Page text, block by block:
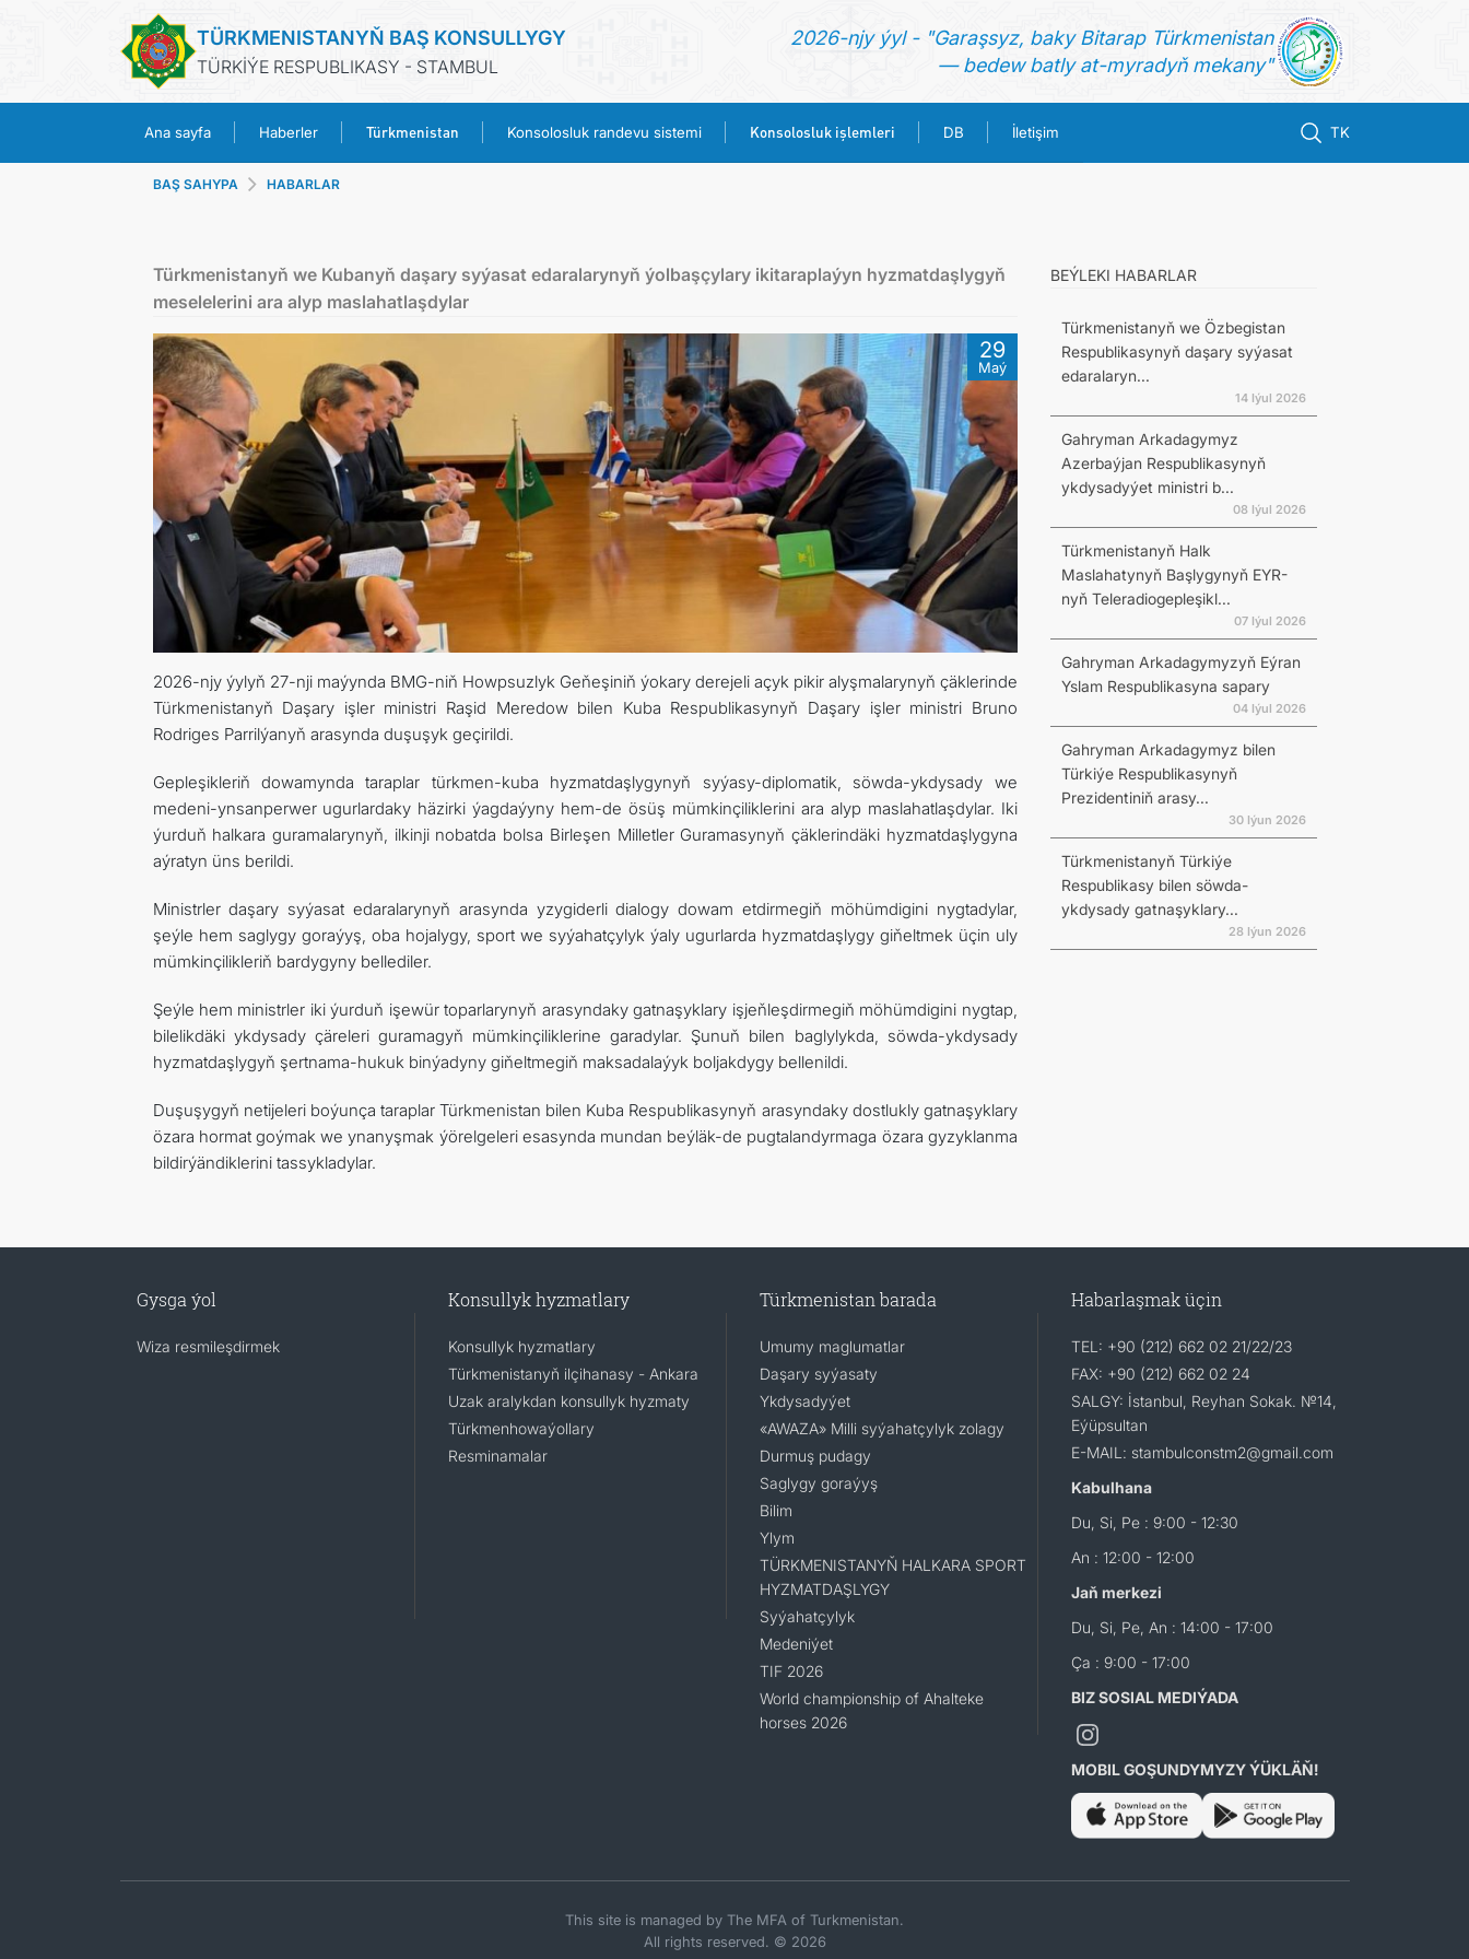
TÜRKMENISTANYŇ BAŞ KONSULLYGY
TÜRKİÝE RESPUBLIKASY - STAMBUL
2026-njy ýyl - "Garaşsyz, baky Bitarap Türkmenistan
— bedew batly at-myradyň mekany"
Ana sayfa Haberler Türkmenistan Konsolosluk randevu sistemi Konsolosluk işlemleri DB İletişim TK
KONSOLOSLUK RANDEVU SISTEMI
KONSOLOSLUK IŞLEMLERI
DB
İLETIŞIM
BAŞ SAHYPA HABARLAR
Türkmenistanyň we Kubanyň daşary syýasat edaralarynyň ýolbaşçylary ikitaraplaýyn hyzmatdaşlygyň
meselelerini ara alyp maslahatlaşdylar
29
Maý
2026-njy ýylyň 27-nji maýynda BMG-niň Howpsuzlyk Geňeşiniň ýokary derejeli açyk pikir alyşmalarynyň çäklerinde
Türkmenistanyň Daşary işler ministri Raşid Meredow bilen Kuba Respublikasynyň Daşary işler ministri Bruno
Rodriges Parrilýanyň arasynda duşuşyk geçirildi.
Gepleşikleriň dowamynda taraplar türkmen-kuba hyzmatdaşlygynyň syýasy-diplomatik, söwda-ykdysady we
medeni-ynsanperwer ugurlardaky häzirki ýagdaýyny hem-de ösüş mümkinçiliklerini ara alyp maslahatlaşdylar. Iki
ýurduň halkara guramalarynyň, ilkinji nobatda bolsa Birleşen Milletler Guramasynyň çäklerindäki hyzmatdaşlygyna
aýratyn üns berildi.
Ministrler daşary syýasat edaralarynyň arasynda yzygiderli dialogy dowam etdirmegiň möhümdigini nygtadylar,
şeýle hem saglygy goraýyş, oba hojalygy, sport we syýahatçylyk ýaly ugurlarda hyzmatdaşlygy giňeltmek üçin uly
mümkinçilikleriň bardygyny bellediler.
Şeýle hem ministrler iki ýurduň işewür toparlarynyň arasyndaky gatnaşyklary işjeňleşdirmegiň möhümdigini nygtap,
bilelikdäki ykdysady çäreleri guramagyň mümkinçiliklerine garadylar. Şunuň bilen baglylykda, söwda-ykdysady
hyzmatdaşlygyň şertnama-hukuk binýadyny giňeltmegiň maksadalaýyk boljakdygy bellenildi.
Duşuşygyň netijeleri boýunça taraplar Türkmenistan bilen Kuba Respublikasynyň arasyndaky dostlukly gatnaşyklary
özara hormat goýmak we ynanyşmak ýörelgeleri esasynda mundan beýläk-de pugtalandyrmaga özara gyzyklanma
bildirýändiklerini tassykladylar.
BEÝLEKI HABARLAR
Türkmenistanyň we Özbegistan
Respublikasynyň daşary syýasat
edaralaryn...
14 Iýul 2026
Gahryman Arkadagymyz
Azerbaýjan Respublikasynyň
ykdysadyýet ministri b...
08 Iýul 2026
Türkmenistanyň Halk
Maslahatynyň Başlygynyň EYR-
nyň Teleradiogepleşikl...
07 Iýul 2026
Gahryman Arkadagymyzyň Eýran
Yslam Respublikasyna sapary
04 Iýul 2026
Gahryman Arkadagymyz bilen
Türkiýe Respublikasynyň
Prezidentiniň arasy...
30 Iýun 2026
Türkmenistanyň Türkiýe
Respublikasy bilen söwda-
ykdysady gatnaşyklary...
28 Iýun 2026
Gysga ýol
Wiza resmileşdirmek
Konsullyk hyzmatlary
Konsullyk hyzmatlary
Türkmenistanyň ilçihanasy - Ankara
Uzak aralykdan konsullyk hyzmaty
Türkmenhowaýollary
Resminamalar
Türkmenistan barada
Umumy maglumatlar
Daşary syýasaty
Ykdysadyýet
«AWAZA» Milli syýahatçylyk zolagy
Durmuş pudagy
Saglygy goraýyş
Bilim
Ylym
TÜRKMENISTANYŇ HALKARA SPORT
HYZMATDAŞLYGY
Syýahatçylyk
Medeniýet
TIF 2026
World championship of Ahalteke
horses 2026
Habarlaşmak üçin
TEL: +90 (212) 662 02 21/22/23
FAX: +90 (212) 662 02 24
SALGY: İstanbul, Reyhan Sokak. №14,
Eýüpsultan
E-MAIL: stambulconstm2@gmail.com
Kabulhana
Du, Si, Pe : 9:00 - 12:30
An : 12:00 - 12:00
Jaň merkezi
Du, Si, Pe, An : 14:00 - 17:00
Ça : 9:00 - 17:00
BIZ SOSIAL MEDIÝADA
MOBIL GOŞUNDYMYZY ÝÜKLÄŇ!
This site is managed by The MFA of Turkmenistan.
All rights reserved. © 2026